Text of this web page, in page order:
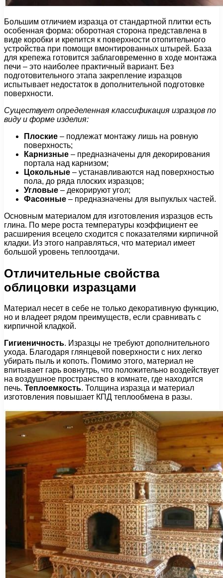
Большим отличием изразца от стандартной плитки есть
особенная форма: оборотная сторона представлена в
виде коробки и крепится к поверхности отопительного
устройства при помощи вмонтированных штырей. База
для крепежа готовится заблаговременно в ходе монтажа
печи – это наиболее практичный вариант. Без
подготовительного этапа закрепление изразцов
испытывает недостаток в дополнительной подготовке
поверхности.
Существует определенная классификация изразцов по
виду и форме изделия:
Плоские – подлежат монтажу лишь на ровную
поверхность;
Карнизные – предназначены для декорирования
портала над карнизом;
Цокольные – устанавливаются над поверхностью
пола, до ряда плоских изразцов;
Угловые – декорируют угол;
Фасонные – предназначены для выпуклых частей.
Основным материалом для изготовления изразцов есть
глина. По мере роста температуры коэффициент ее
расширения всецело сходится с показателями кирпичной
кладки. Из этого направляться, что материал имеет
большой уровень теплоотдачи.
Отличительные свойства
облицовки изразцами
Материал несет в себе не только декоративную функцию,
но и владеет рядом преимуществ, если сравнивать с
кирпичной кладкой.
Гигиеничность. Изразцы не требуют дополнительного
ухода. Благодаря глянцевой поверхности с них легко
убирать пыль и копоть. Помимо этого, материал не
впитывает гарь вовнутрь, что положительно воздействует
на воздушное пространство в комнате, где находится
печь. Теплоемкость. Толщина изразца и материал
изготовления повышает КПД теплообмена в разы.